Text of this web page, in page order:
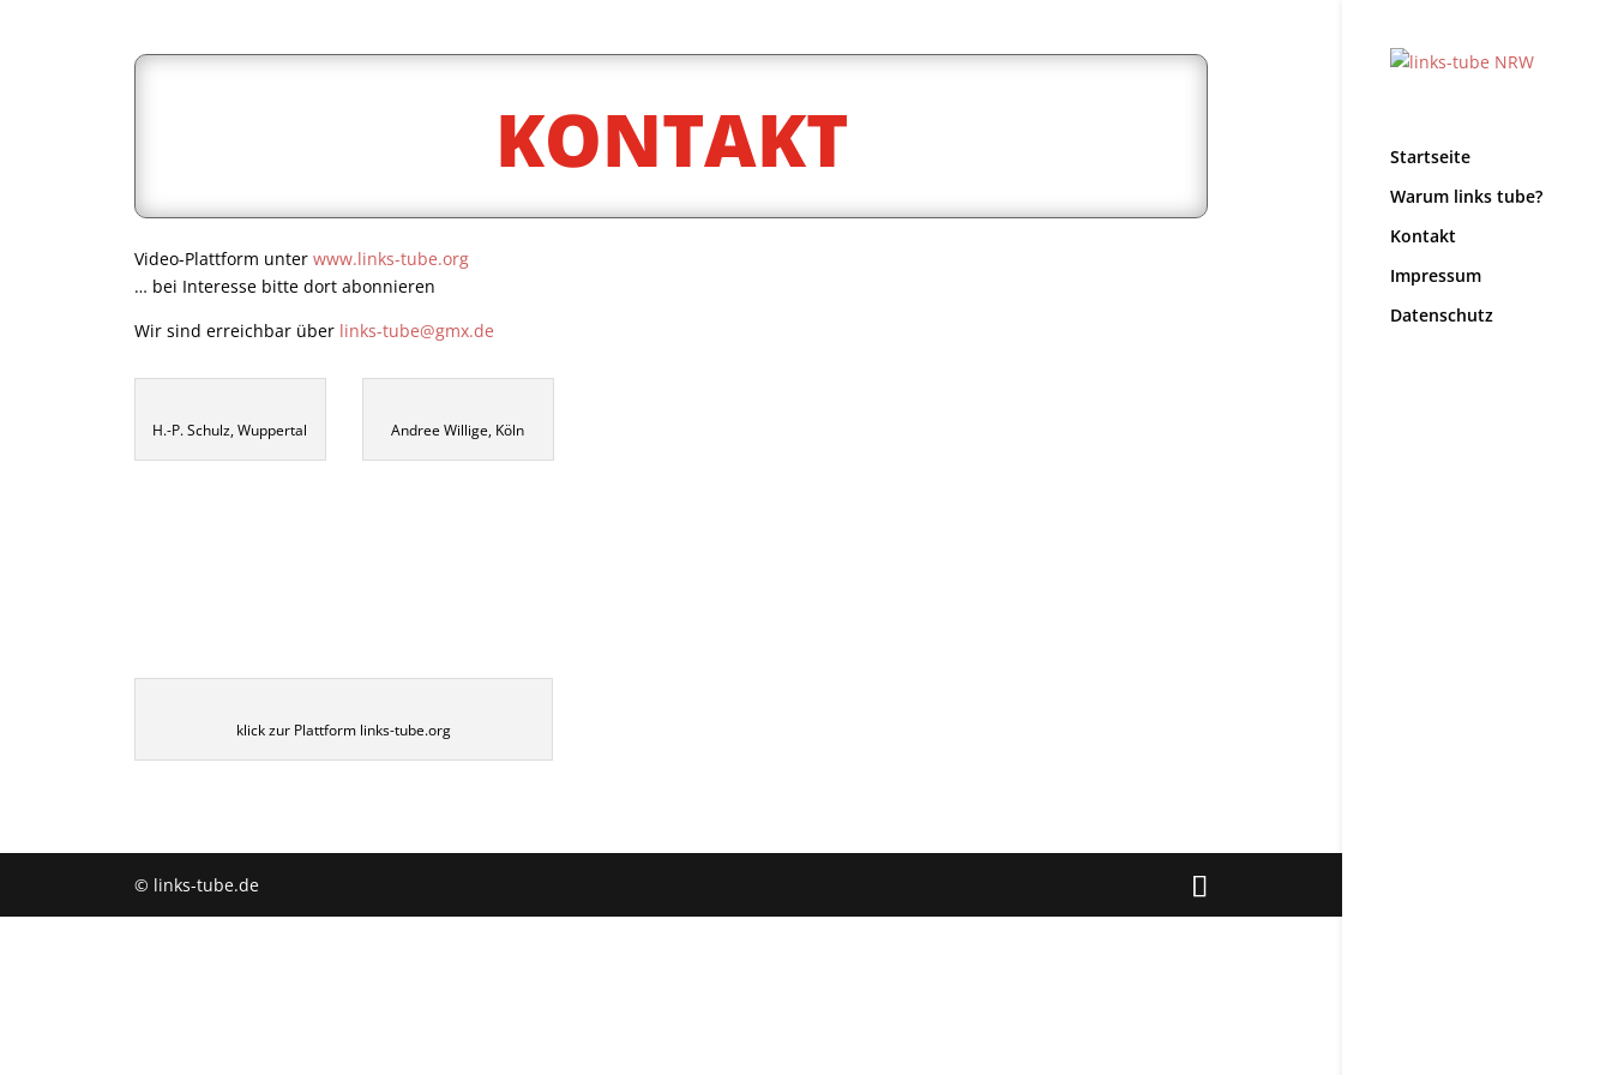
Startseite
Warum links tube?
Kontakt
Impressum
Datenschutz
KONTAKT
Video-Plattform unter www.links-tube.org
… bei Interesse bitte dort abonnieren
Wir sind erreichbar über links-tube@gmx.de
H.-P. Schulz, Wuppertal Andree Willige, Köln
klick zur Plattform links-tube.org
© links-tube.de